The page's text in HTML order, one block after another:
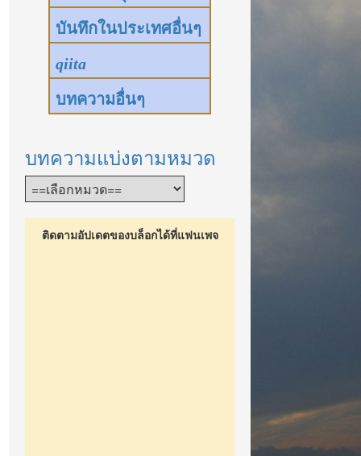
บันทึกในประเทศอื่นๆ
qiita
บทความอื่นๆ
บทความแบ่งตามหมวด
ติดตามอัปเดตของบล็อกได้ที่แฟนเพจ